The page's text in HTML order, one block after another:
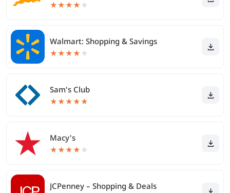
★★★★ ★
Walmart: Shopping & Savings
★★★★ ★
Sam's Club
★★★★★
Macy's
★★★★ ★
JCPenney – Shopping & Deals